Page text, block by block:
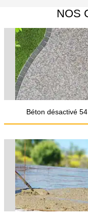
NOS
Béton désactivé 54